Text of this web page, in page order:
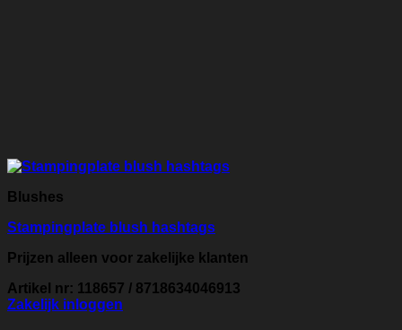
Blushes
Stampingplate blush hashtags
Prijzen alleen voor zakelijke klanten
Artikel nr: 118657 / 8718634046913
Zakelijk inloggen